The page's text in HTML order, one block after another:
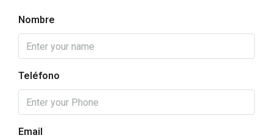
Nombre
Teléfono
Email